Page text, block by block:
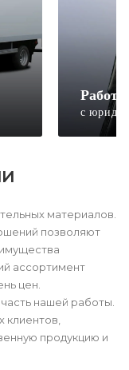
Работа
с
материалов.
позволяют
ассортимент
цен.
нашей работы.
продукцию и